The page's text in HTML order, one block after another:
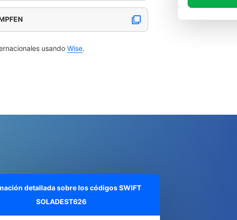
usando Wise.
detallada sobre los códigos SWIFT
SOLADEST626